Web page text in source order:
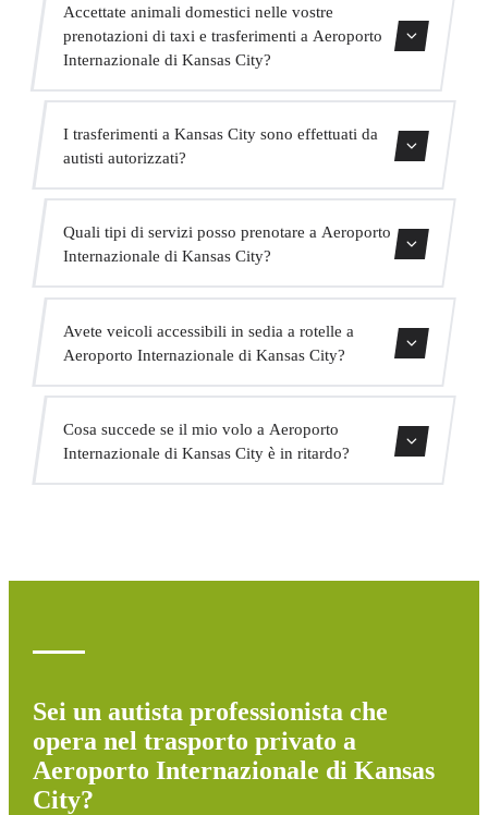
minibus per fino a 16 passeggeri per grandi gruppi.
Accettate animali domestici nelle vostre
prenotazioni di taxi e trasferimenti a Aeroporto
Internazionale di Kansas City?
Chiediamo di indicarlo al momento della prenotazione
I trasferimenti a Kansas City sono effettuati da
autisti autorizzati?
assicurazione professionale e veicoli con revisione attuale.
Quali tipi di servizi posso prenotare a Aeroporto
Internazionale di Kansas City?
e trasporto di gruppo.
Avete veicoli accessibili in sedia a rotelle a
Aeroporto Internazionale di Kansas City?
ridotta. Indicate questo al momento della prenotazione e
Cosa succede se il mio volo a Aeroporto
Internazionale di Kansas City è in ritardo?
Sei un autista professionista che
opera nel trasporto privato a
Aeroporto Internazionale di Kansas
City?